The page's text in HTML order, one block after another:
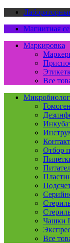
Магнитная
Маркировка
Все
Отбор
Чашки
Все